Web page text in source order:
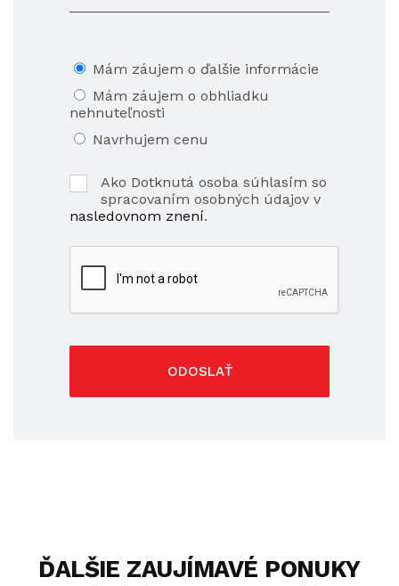
Mám záujem o ďalšie informácie
Mám záujem o obhliadku
nehnuteľnosti
Navrhujem cenu
Ako Dotknutá osoba súhlasím so
spracovaním osobných údajov v
nasledovnom znení.
ODOSLAŤ
ĎALŠIE ZAUJÍMAVÉ PONUKY